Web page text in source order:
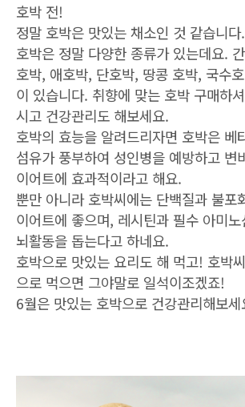
호박 전!
정말 호박은 맛있는 채소인 것 같습니다.
호박은 정말 다양한 종류가 있는데요.
호박, 애호박, 단호박, 땅콩 호박, 국수
이 있습니다. 취향에 맞는 호박 구매하
시고 건강관리도 해보세요.
호박의 효능을 알려드리자면 호박은 베
섬유가 풍부하여 성인병을 예방하고 변
이어트에 효과적이라고 해요.
뿐만 아니라 호박씨에는 단백질과 불포
이어트에 좋으며, 레시틴과 필수 아미
뇌활동을 돕는다고 하네요.
호박으로 맛있는 요리도 해 먹고! 호박
으로 먹으면 그야말로 일석이조겠죠!
6월은 맛있는 호박으로 건강관리해보세